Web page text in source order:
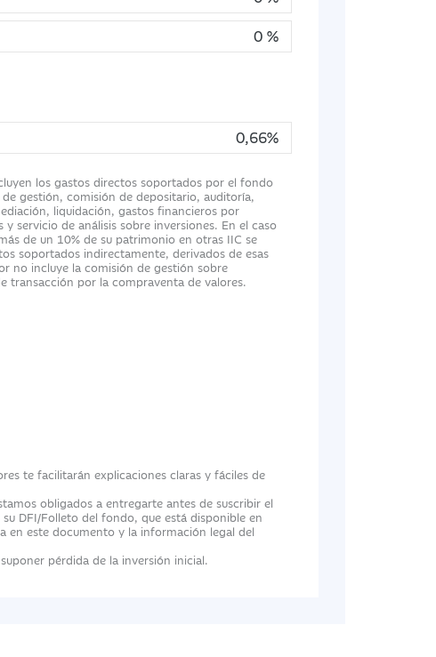
0 %
0,66%
los gastos directos soportados por el fondo
gestión, comisión de depositario, auditoría,
liquidación, gastos financieros por
y servicio de análisis sobre inversiones. En el caso
de un 10% de su patrimonio en otras IIC se
soportados indirectamente, derivados de esas
no incluye la comisión de gestión sobre
transacción por la compraventa de valores.
te facilitarán explicaciones claras y fáciles de
obligados a entregarte antes de suscribir el
DFI/Folleto del fondo, que está disponible en
en este documento y la información legal del
pérdida de la inversión inicial.